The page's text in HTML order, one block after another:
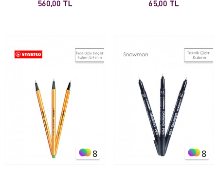
560,00 TL 65,00 TL
8 8